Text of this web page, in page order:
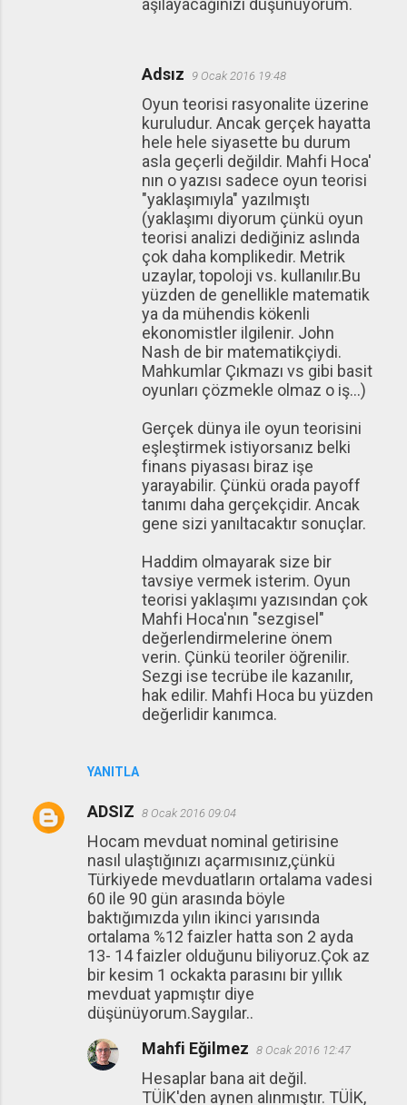
YANITLA
aşılayacağınızı düşünüyorum.
Adsız 9 Ocak 2016 19:48
Oyun teorisi rasyonalite üzerine
kuruludur. Ancak gerçek hayatta
hele hele siyasette bu durum
asla geçerli değildir. Mahfi Hoca'
nın o yazısı sadece oyun teorisi
"yaklaşımıyla" yazılmıştı
(yaklaşımı diyorum çünkü oyun
teorisi analizi dediğiniz aslında
çok daha komplikedir. Metrik
uzaylar, topoloji vs. kullanılır.Bu
yüzden de genellikle matematik
ya da mühendis kökenli
ekonomistler ilgilenir. John
Nash de bir matematikçiydi.
Mahkumlar Çıkmazı vs gibi basit
oyunları çözmekle olmaz o iş...)
Gerçek dünya ile oyun teorisini
eşleştirmek istiyorsanız belki
finans piyasası biraz işe
yarayabilir. Çünkü orada payoff
tanımı daha gerçekçidir. Ancak
gene sizi yanıltacaktır sonuçlar.
Haddim olmayarak size bir
tavsiye vermek isterim. Oyun
teorisi yaklaşımı yazısından çok
Mahfi Hoca'nın "sezgisel"
değerlendirmelerine önem
verin. Çünkü teoriler öğrenilir.
Sezgi ise tecrübe ile kazanılır,
hak edilir. Mahfi Hoca bu yüzden
değerlidir kanımca.
ADSIZ 8 Ocak 2016 09:04
Hocam mevduat nominal getirisine
nasıl ulaştığınızı açarmısınız,çünkü
Türkiyede mevduatların ortalama vadesi
60 ile 90 gün arasında böyle
baktığımızda yılın ikinci yarısında
ortalama %12 faizler hatta son 2 ayda
13- 14 faizler olduğunu biliyoruz.Çok az
bir kesim 1 ockakta parasını bir yıllık
mevduat yapmıştır diye
düşünüyorum.Saygılar..
Mahfi Eğilmez 8 Ocak 2016 12:47
Hesaplar bana ait değil.
TÜİK'den aynen alınmıştır. TÜİK,